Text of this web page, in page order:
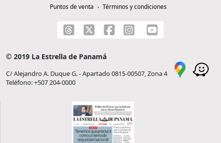
Puntos de venta
Términos y condiciones
© 2019 La Estrella de Panamá
C/ Alejandro A. Duque G. - Apartado 0815-00507, Zona 4
Teléfono: +507 204-0000